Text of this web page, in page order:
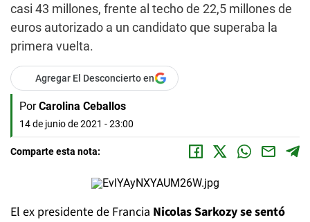
casi 43 millones, frente al techo de 22,5 millones de
euros autorizado a un candidato que superaba la
primera vuelta.
Agregar El Desconcierto en
Por Carolina Ceballos
14 de junio de 2021 - 23:00
Comparte esta nota:
El ex presidente de Francia Nicolas Sarkozy se sentó